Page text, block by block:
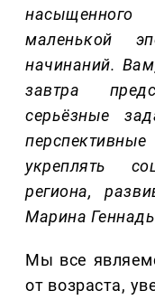
маленькой
начинаний.
завтра
серьёзные
укреплять
региона,
Марина
Мы все
от возраста,